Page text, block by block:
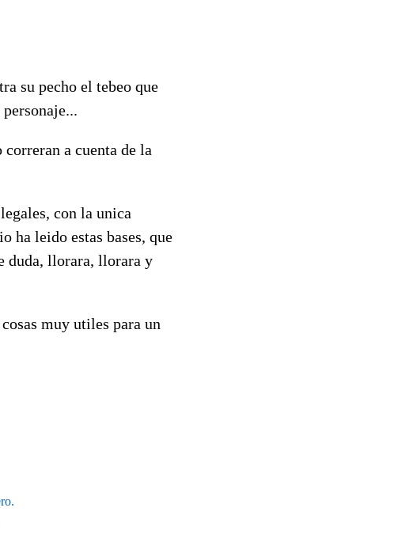
su pecho el tebeo que
a cuenta de la
con la unica
ha leido estas bases, que
duda, llorara, llorara y
muy utiles para un